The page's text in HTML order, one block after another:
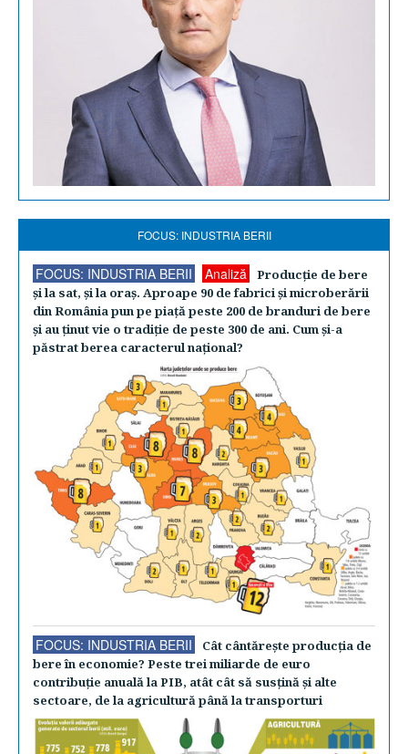
FOCUS: INDUSTRIA BERII
FOCUS: INDUSTRIA BERII Analiză
Producţie de bere
şi la sat, şi la oraş. Aproape 90 de fabrici şi microberării
din România pun pe piaţă peste 200 de branduri de bere
şi au ţinut vie o tradiţie de peste 300 de ani. Cum şi-a
păstrat berea caracterul naţional?
FOCUS: INDUSTRIA BERII
Cât cântăreşte producţia de
bere în economie? Peste trei miliarde de euro
contribuţie anuală la PIB, atât cât să susţină şi alte
sectoare, de la agricultură până la transporturi